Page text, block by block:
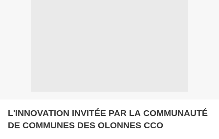
L'INNOVATION INVITÉE PAR LA COMMUNAUTÉ
DE COMMUNES DES OLONNES CCO